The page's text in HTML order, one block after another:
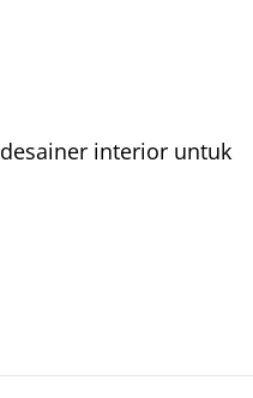
interior untuk